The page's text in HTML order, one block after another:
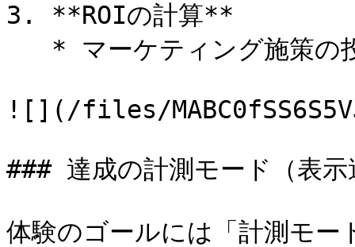
3. **ROIの計算**
![](/files/
### 達成の計測モード（表
体験のゴールには「計測モ